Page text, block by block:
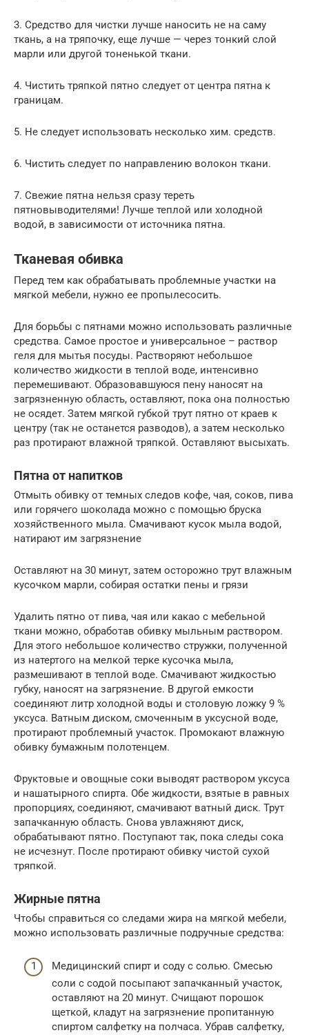
3. Средство для чистки лучше наносить не на саму
ткань, а на тряпочку, еще лучше — через тонкий слой
марли или другой тоненькой ткани.
4. Чистить тряпкой пятно следует от центра пятна к
границам.
5. Не следует использовать несколько хим. средств.
6. Чистить следует по направлению волокон ткани.
7. Свежие пятна нельзя сразу тереть
пятновыводителями! Лучше теплой или холодной
водой, в зависимости от источника пятна.
Тканевая обивка
Перед тем как обрабатывать проблемные участки на
мягкой мебели, нужно ее пропылесосить.
Для борьбы с пятнами можно использовать различные
средства. Самое простое и универсальное – раствор
геля для мытья посуды. Растворяют небольшое
количество жидкости в теплой воде, интенсивно
перемешивают. Образовавшуюся пену наносят на
загрязненную область, оставляют, пока она полностью
не осядет. Затем мягкой губкой трут пятно от краев к
центру (так не останется разводов), а затем несколько
раз протирают влажной тряпкой. Оставляют высыхать.
Пятна от напитков
Отмыть обивку от темных следов кофе, чая, соков, пива
или горячего шоколада можно с помощью бруска
хозяйственного мыла. Смачивают кусок мыла водой,
натирают им загрязнение
Оставляют на 30 минут, затем осторожно трут влажным
кусочком марли, собирая остатки пены и грязи
Удалить пятно от пива, чая или какао с мебельной
ткани можно, обработав обивку мыльным раствором.
Для этого небольшое количество стружки, полученной
из натертого на мелкой терке кусочка мыла,
размешивают в теплой воде. Смачивают жидкостью
губку, наносят на загрязнение. В другой емкости
соединяют литр холодной воды и столовую ложку 9 %
уксуса. Ватным диском, смоченным в уксусной воде,
протирают проблемный участок. Промокают влажную
обивку бумажным полотенцем.
Фруктовые и овощные соки выводят раствором уксуса
и нашатырного спирта. Обе жидкости, взятые в равных
пропорциях, соединяют, смачивают ватный диск. Трут
запачканную область. Снова увлажняют диск,
обрабатывают пятно. Поступают так, пока следы сока
не исчезнут. После протирают обивку чистой сухой
тряпкой.
Жирные пятна
Чтобы справиться со следами жира на мягкой мебели,
можно использовать различные подручные средства:
Медицинский спирт и соду с солью. Смесью
соли с содой посыпают запачканный участок,
оставляют на 20 минут. Счищают порошок
щеткой, кладут на загрязнение пропитанную
спиртом салфетку на полчаса. Убрав салфетку,